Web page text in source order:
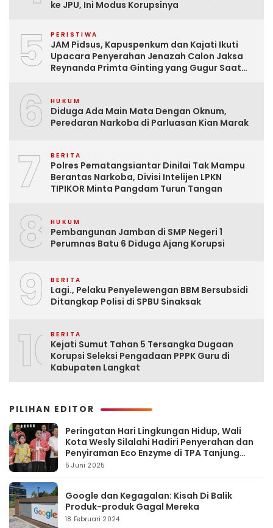
ke JPU, Ini Modus Korupsinya
5 PERISTIWA
JAM Pidsus, Kapuspenkum dan Kajati Ikuti
Upacara Penyerahan Jenazah Calon Jaksa
Reynanda Primta Ginting yang Gugur Saat
6 HUKUM
Diduga Ada Main Mata Dengan Oknum,
Peredaran Narkoba di Parluasan Kian Marak
7 BERITA
Polres Pematangsiantar Dinilai Tak Mampu
Berantas Narkoba, Divisi Intelijen LPKN
TIPIKOR Minta Pangdam Turun Tangan
8 HUKUM
Pembangunan Jamban di SMP Negeri 1
Perumnas Batu 6 Diduga Ajang Korupsi
9 BERITA
Lagi., Pelaku Penyelewengan BBM Bersubsidi
Ditangkap Polisi di SPBU Sinaksak
10BERITA
Kejati Sumut Tahan 5 Tersangka Dugaan
Korupsi Seleksi Pengadaan PPPK Guru di
Kabupaten Langkat
PILIHAN EDITOR
Peringatan Hari Lingkungan Hidup, Wali
Kota Wesly Silalahi Hadiri Penyerahan dan
Penyiraman Eco Enzyme di TPA Tanjung
Pinggir
5 Juni 2025
Google dan Kegagalan: Kisah Di Balik
Produk-produk Gagal Mereka
18 Februari 2024